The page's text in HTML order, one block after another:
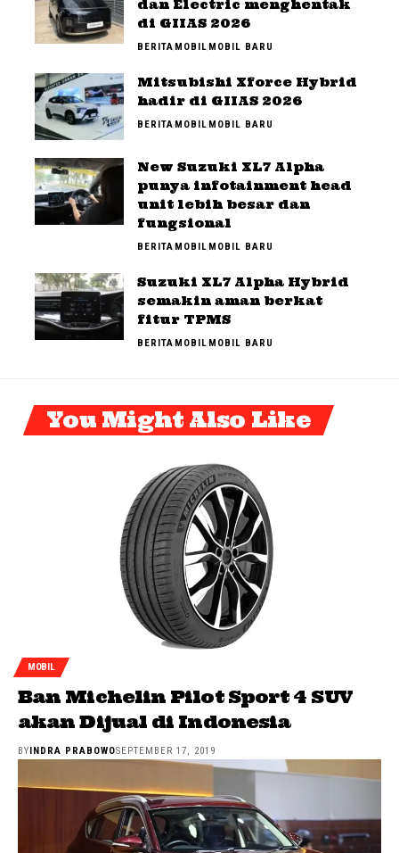
dan Electric menghentak
di GIIAS 2026
BERITAMOBILMOBIL BARU
Mitsubishi Xforce Hybrid
hadir di GIIAS 2026
BERITAMOBILMOBIL BARU
New Suzuki XL7 Alpha
punya infotainment head
unit lebih besar dan
fungsional
BERITAMOBILMOBIL BARU
Suzuki XL7 Alpha Hybrid
semakin aman berkat
fitur TPMS
BERITAMOBILMOBIL BARU
You Might Also Like
MOBIL
Ban Michelin Pilot Sport 4 SUV
akan Dijual di Indonesia
BYINDRA PRABOWOSEPTEMBER 17, 2019